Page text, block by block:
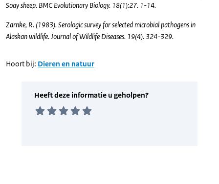
Soay sheep. BMC Evolutionary Biology. 18(1):27. 1-14.
Zarnke, R. (1983). Serologic survey for selected microbial pathogens in
Alaskan wildlife. Journal of Wildlife Diseases. 19(4). 324-329.
Hoort bij: Dieren en natuur